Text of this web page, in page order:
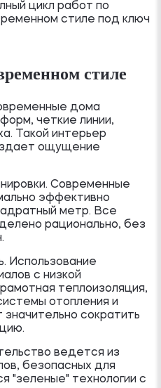
цикл работ по
стиле под ключ
стиле
дома
четкие линии,
Такой интерьер
ощущение
Современные
эффективно
метр. Все
рационально, без
Использование
с низкой
теплоизоляция,
отопления и
сократить
ведется из
безопасных для
"зеленые" технологии с